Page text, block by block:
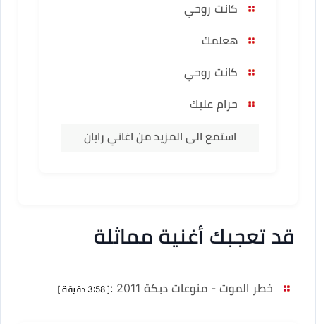
كانت روحي
هعلمك
كانت روحي
حرام عليك
استمع الى المزيد من اغاني رايان
قد تعجبك أغنية مماثلة
خطر الموت - منوعات دبكة 2011 :[ 3:58 دقيقة ]